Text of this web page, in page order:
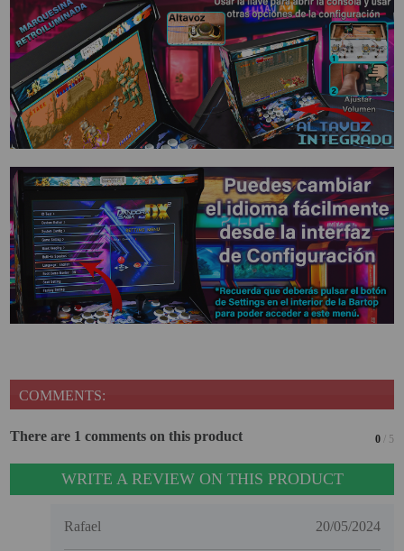
COMMENTS:
There are 1 comments on this product 0/ 5
WRITE A REVIEW ON THIS PRODUCT
Rafael 20/05/2024